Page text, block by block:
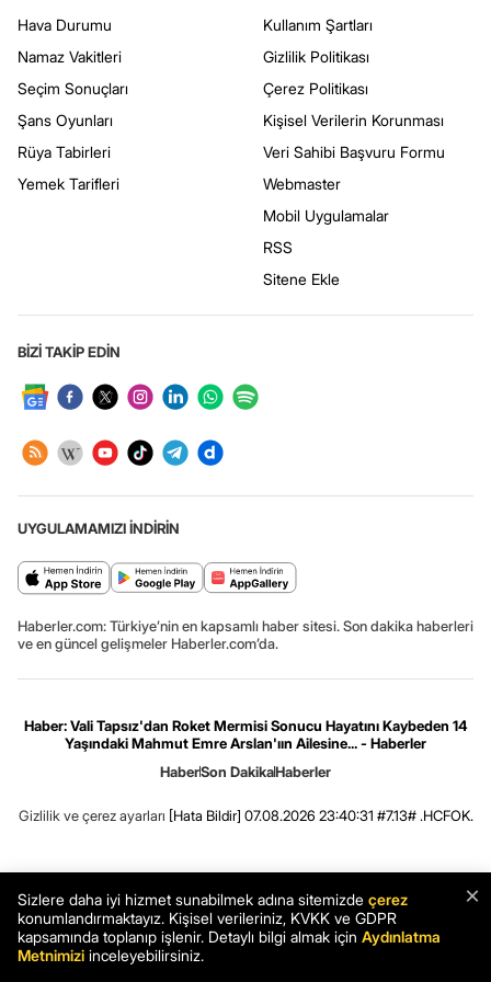
Hava Durumu
Namaz Vakitleri
Seçim Sonuçları
Şans Oyunları
Rüya Tabirleri
Yemek Tarifleri
Kullanım Şartları
Gizlilik Politikası
Çerez Politikası
Kişisel Verilerin Korunması
Veri Sahibi Başvuru Formu
Webmaster
Mobil Uygulamalar
RSS
Sitene Ekle
BİZİ TAKİP EDİN
UYGULAMAMIZI İNDİRİN
Haberler.com: Türkiye’nin en kapsamlı haber sitesi. Son dakika haberleri
ve en güncel gelişmeler Haberler.com’da.
Haber: Vali Tapsız'dan Roket Mermisi Sonucu Hayatını Kaybeden 14
Yaşındaki Mahmut Emre Arslan'ıın Ailesine... - Haberler
HaberSon DakikaHaberler
Gizlilik ve çerez ayarları [Hata Bildir] 07.08.2026 23:40:31 #7.13# .HCFOK.
×
Sizlere daha iyi hizmet sunabilmek adına sitemizde çerez
konumlandırmaktayız. Kişisel verileriniz, KVKK ve GDPR
kapsamında toplanıp işlenir. Detaylı bilgi almak için Aydınlatma
Metnimizi inceleyebilirsiniz.